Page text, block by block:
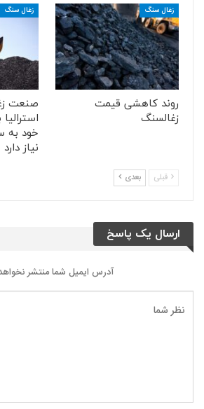
زغال سنگ
روند کاهشی قیمت
زغالسنگ
زغال سنگ
صنعت
خود به
نیاز دارد
قبلی بعدی
ارسال یک پاسخ
آدرس ایمیل شما منتشر